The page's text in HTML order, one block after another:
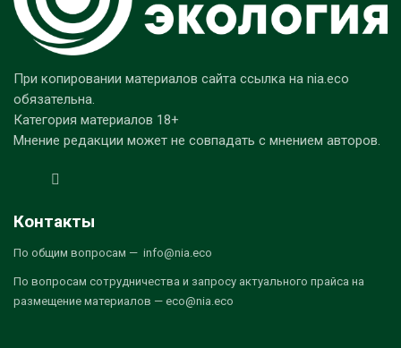
При копировании материалов сайта ссылка на nia.eco
обязательна.
Категория материалов 18+
Мнение редакции может не совпадать с мнением авторов.
Контакты
По общим вопросам — info@nia.eco
По вопросам сотрудничества и запросу актуального прайса на
размещение материалов — eco@nia.eco